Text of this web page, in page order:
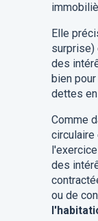
Elle
surprise)
des
bien
dettes
Comme
circulaire
des
ou de